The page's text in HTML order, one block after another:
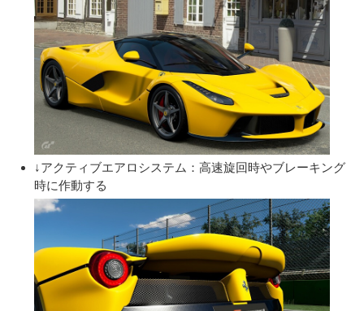
↓アクティブエアロシステム：高速旋回時やブレーキング
時に作動する